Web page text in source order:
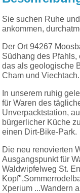
Sie suchen Ruhe
ankommen,
Der Ort 94267
Südhang des Pfahls,
das als geologische
Cham und Viechtach.
In unserem ruhig
für Waren des
Unverpacktstation,
bürgerlicher Küche
einen Dirt-Bike-Park.
Die neu renovierten
Ausgangspunkt für
Waldwipfelweg St.
Xperium ...Wandern